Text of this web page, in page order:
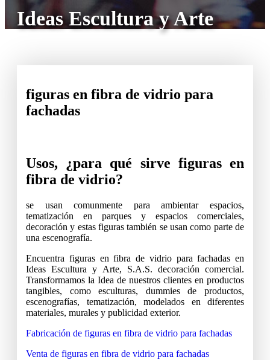
Ideas Escultura y Arte
figuras en fibra de vidrio para
fachadas
Usos, ¿para qué sirve figuras en
fibra de vidrio?
se usan comunmente para ambientar espacios,
tematización en parques y espacios comerciales,
decoración y estas figuras también se usan como parte de
una escenografía.
Encuentra figuras en fibra de vidrio para fachadas en
Ideas Escultura y Arte, S.A.S. decoración comercial.
Transformamos la Idea de nuestros clientes en productos
tangibles, como esculturas, dummies de productos,
escenografías, tematización, modelados en diferentes
materiales, murales y publicidad exterior.
Fabricación de figuras en fibra de vidrio para fachadas
Venta de figuras en fibra de vidrio para fachadas